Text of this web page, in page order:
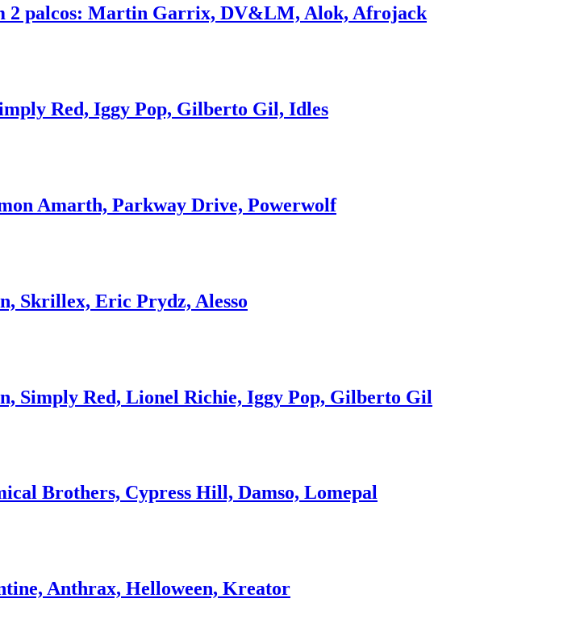
2 palcos: Martin Garrix, DV&LM, Alok, Afrojack
Red, Iggy Pop, Gilberto Gil, Idles
Amarth, Parkway Drive, Powerwolf
Skrillex, Eric Prydz, Alesso
Simply Red, Lionel Richie, Iggy Pop, Gilberto Gil
Brothers, Cypress Hill, Damso, Lomepal
Anthrax, Helloween, Kreator